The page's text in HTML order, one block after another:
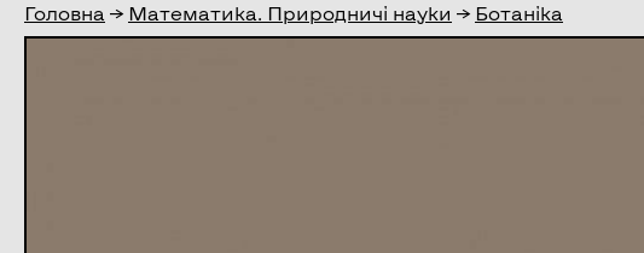
Головна → Математика. Природничі науки → Ботаніка